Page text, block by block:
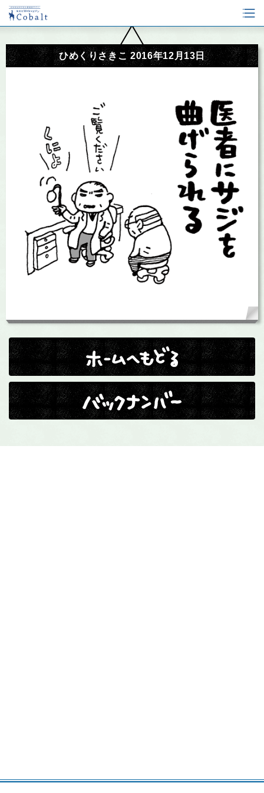
ひめくりさきこ 2016年12月13日
ホームへ戻る
バックナンバー